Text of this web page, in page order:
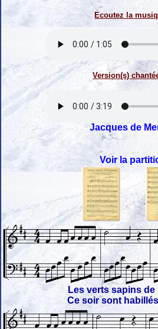
Ecoutez la
Version(s)
Jacques de
Voir la
Les verts sapins de
Ce soir sont